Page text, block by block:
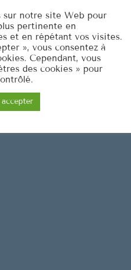
sur notre site Web pour
pertinente en
et en répétant vos visites.
», vous consentez à
Cependant, vous
des cookies » pour